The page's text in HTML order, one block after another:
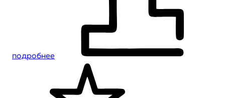
подробнее